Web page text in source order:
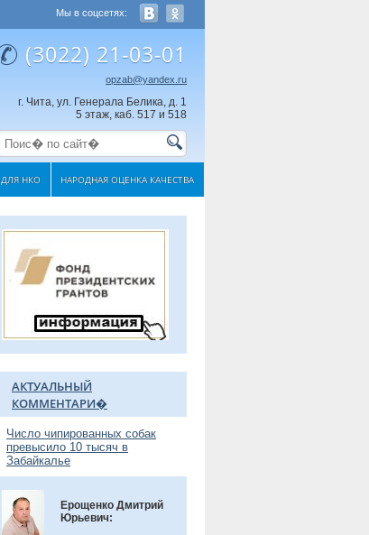
Мы в соцсетях:
(3022) 21-03-01
opzab@yandex.ru
г. Чита, ул. Генерала Белика, д. 1
5 этаж, каб. 517 и 518
ДЛЯ НКО НАРОДНАЯ ОЦЕНКА КАЧЕСТВА
АКТУАЛЬНЫЙ
КОММЕНТАРИ�
Число чипированных собак
превысило 10 тысяч в
Забайкалье
Ерощенко Дмитрий
Юрьевич: